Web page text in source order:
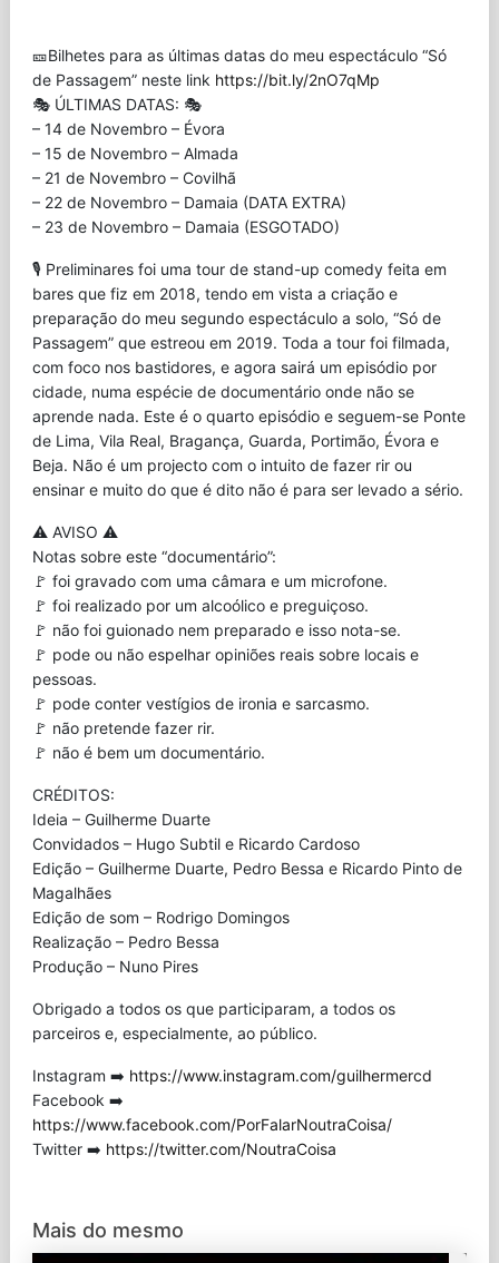
🎫Bilhetes para as últimas datas do meu espectáculo “Só
de Passagem” neste link https://bit.ly/2nO7qMp
🎭 ÚLTIMAS DATAS: 🎭
– 14 de Novembro – Évora
– 15 de Novembro – Almada
– 21 de Novembro – Covilhã
– 22 de Novembro – Damaia (DATA EXTRA)
– 23 de Novembro – Damaia (ESGOTADO)
🎙️ Preliminares foi uma tour de stand-up comedy feita em
bares que fiz em 2018, tendo em vista a criação e
preparação do meu segundo espectáculo a solo, “Só de
Passagem” que estreou em 2019. Toda a tour foi filmada,
com foco nos bastidores, e agora sairá um episódio por
cidade, numa espécie de documentário onde não se
aprende nada. Este é o quarto episódio e seguem-se Ponte
de Lima, Vila Real, Bragança, Guarda, Portimão, Évora e
Beja. Não é um projecto com o intuito de fazer rir ou
ensinar e muito do que é dito não é para ser levado a sério.
⚠️ AVISO ⚠️
Notas sobre este “documentário”:
🚩 foi gravado com uma câmara e um microfone.
🚩 foi realizado por um alcoólico e preguiçoso.
🚩 não foi guionado nem preparado e isso nota-se.
🚩 pode ou não espelhar opiniões reais sobre locais e
pessoas.
🚩 pode conter vestígios de ironia e sarcasmo.
🚩 não pretende fazer rir.
🚩 não é bem um documentário.
CRÉDITOS:
Ideia – Guilherme Duarte
Convidados – Hugo Subtil e Ricardo Cardoso
Edição – Guilherme Duarte, Pedro Bessa e Ricardo Pinto de
Magalhães
Edição de som – Rodrigo Domingos
Realização – Pedro Bessa
Produção – Nuno Pires
Obrigado a todos os que participaram, a todos os
parceiros e, especialmente, ao público.
Instagram ➡️ https://www.instagram.com/guilhermercd
Facebook ➡️
https://www.facebook.com/PorFalarNoutraCoisa/
Twitter ➡️ https://twitter.com/NoutraCoisa
Mais do mesmo